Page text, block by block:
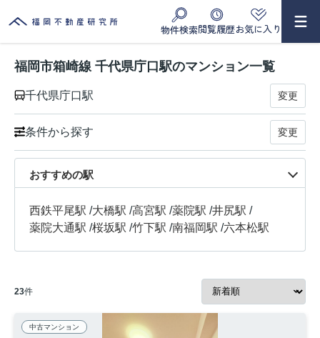
物件検索閲覧履歴お気に入り
福岡市箱崎線 千代県庁口駅のマンション一覧
千代県庁口駅 変更
条件から探す 変更
おすすめの駅
西鉄平尾駅 /大橋駅 /高宮駅 /薬院駅 /井尻駅 /
薬院大通駅 /桜坂駅 /竹下駅 /南福岡駅 /六本松駅
23件
中古マンション